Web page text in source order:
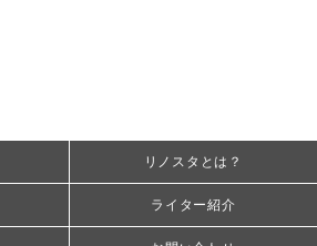
リノスタとは？
ライター紹介